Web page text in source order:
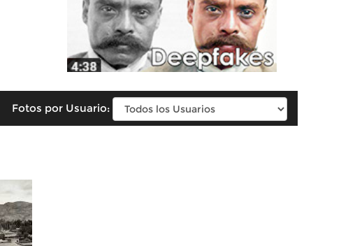
Fotos por Usuario: